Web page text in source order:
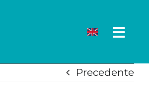
Precedente